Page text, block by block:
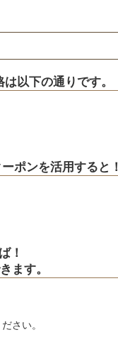
以下の通りです。
ポンを活用すると！
！
ます。
さい。